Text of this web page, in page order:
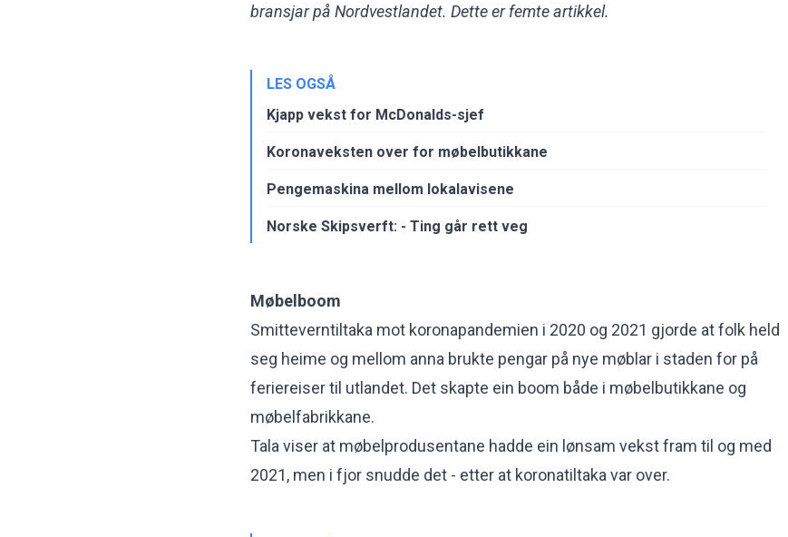
bransjar på Nordvestlandet. Dette er femte artikkel.
LES OGSÅ
Kjapp vekst for McDonalds-sjef
Koronaveksten over for møbelbutikkane
Pengemaskina mellom lokalavisene
Norske Skipsverft: - Ting går rett veg
Møbelboom
Smitteverntiltaka mot koronapandemien i 2020 og 2021 gjorde at folk held
seg heime og mellom anna brukte pengar på nye møblar i staden for på
feriereiser til utlandet. Det skapte ein boom både i møbelbutikkane og
møbelfabrikkane.
Tala viser at møbelprodusentane hadde ein lønsam vekst fram til og med
2021, men i fjor snudde det - etter at koronatiltaka var over.